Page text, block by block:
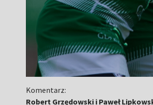
Komentarz:
Robert Grzędowski i Paweł